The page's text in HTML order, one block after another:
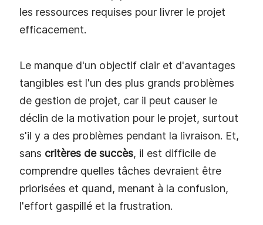
les ressources requises pour livrer le projet
efficacement.
Le manque d'un objectif clair et d'avantages
tangibles est l'un des plus grands problèmes
de gestion de projet, car il peut causer le
déclin de la motivation pour le projet, surtout
s'il y a des problèmes pendant la livraison. Et,
sans critères de succès, il est difficile de
comprendre quelles tâches devraient être
priorisées et quand, menant à la confusion,
l'effort gaspillé et la frustration.